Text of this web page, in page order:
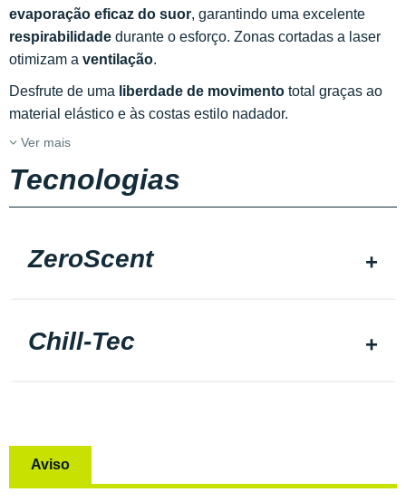
evaporação eficaz do suor, garantindo uma excelente
respirabilidade durante o esforço. Zonas cortadas a laser
otimizam a ventilação.
Desfrute de uma liberdade de movimento total graças ao
material elástico e às costas estilo nadador.
Ver mais
Tecnologias
ZeroScent
Chill-Tec
Aviso